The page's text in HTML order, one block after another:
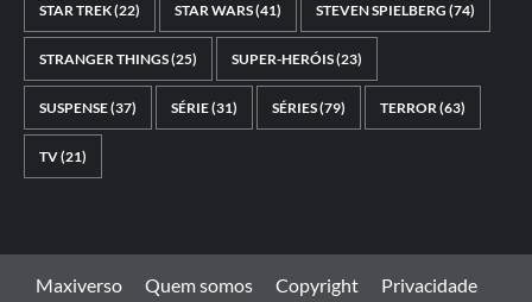
STAR TREK(22) STAR WARS(41) STEVEN SPIELBERG (74)
STRANGER THINGS(25) SUPER-HERÓIS(23)
SUSPENSE(37) SÉRIE(31) SÉRIES(79) TERROR(63)
TV(21)
Maxiverso Quem somos Copyright
Privacidade